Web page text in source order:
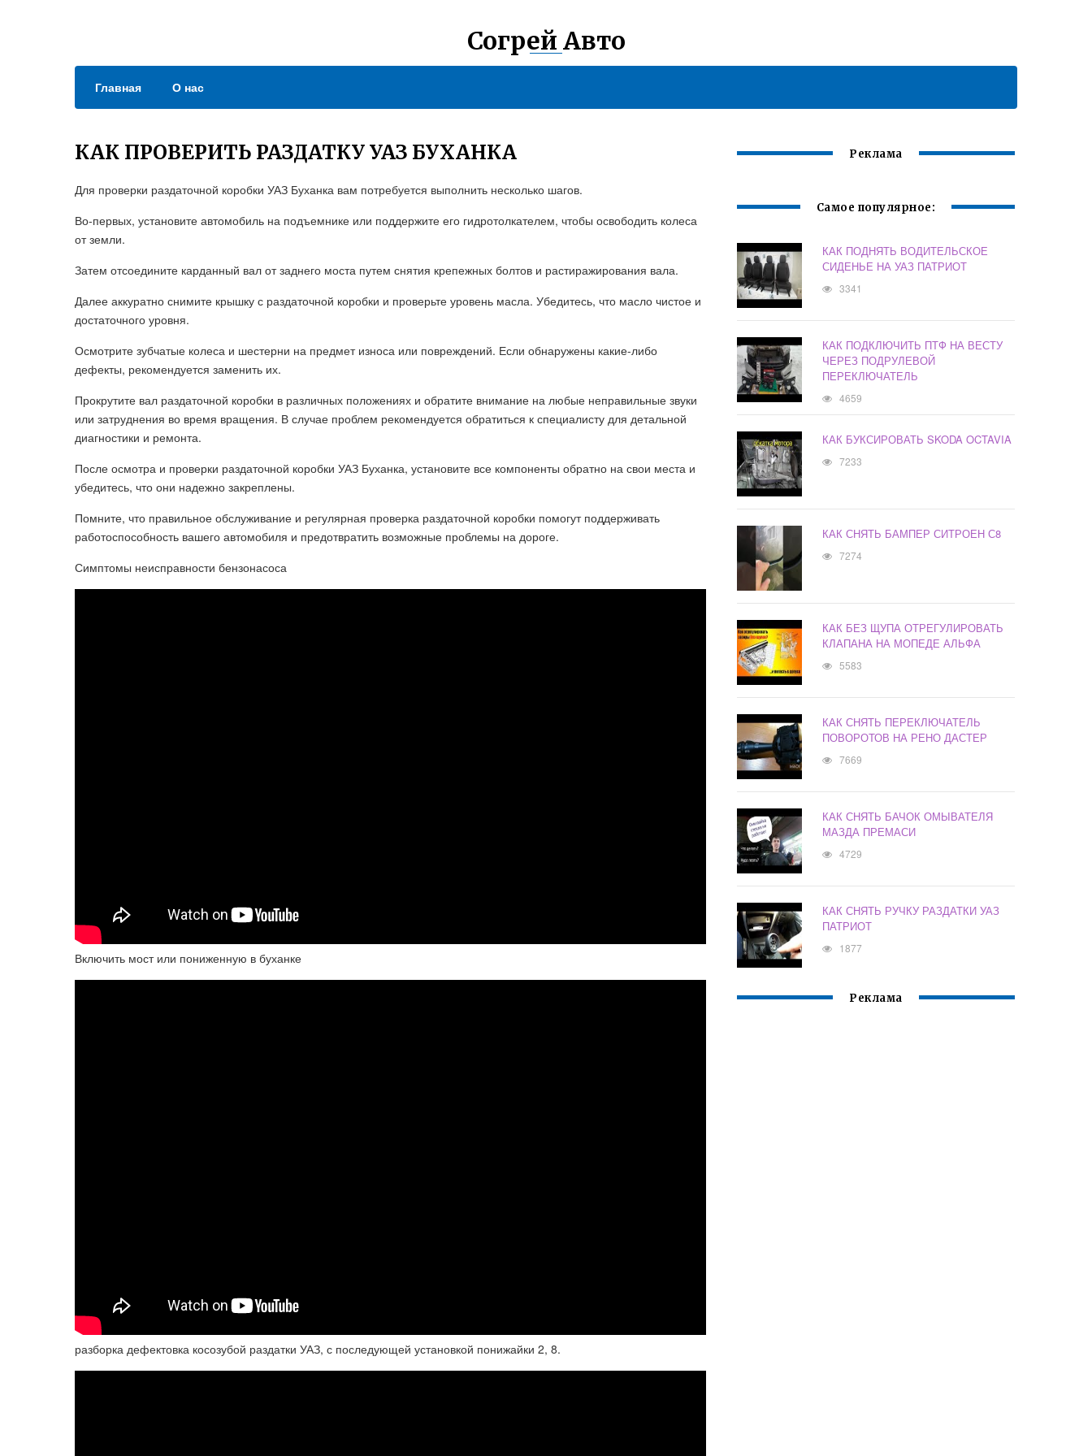
Согрей Авто
Главная О нас
КАК ПРОВЕРИТЬ РАЗДАТКУ УАЗ БУХАНКА
Для проверки раздаточной коробки УАЗ Буханка вам потребуется выполнить несколько шагов.
Во-первых, установите автомобиль на подъемнике или поддержите его гидротолкателем, чтобы освободить колеса
от земли.
Затем отсоедините карданный вал от заднего моста путем снятия крепежных болтов и растиражирования вала.
Далее аккуратно снимите крышку с раздаточной коробки и проверьте уровень масла. Убедитесь, что масло чистое и
достаточного уровня.
Осмотрите зубчатые колеса и шестерни на предмет износа или повреждений. Если обнаружены какие-либо
дефекты, рекомендуется заменить их.
Прокрутите вал раздаточной коробки в различных положениях и обратите внимание на любые неправильные звуки
или затруднения во время вращения. В случае проблем рекомендуется обратиться к специалисту для детальной
диагностики и ремонта.
После осмотра и проверки раздаточной коробки УАЗ Буханка, установите все компоненты обратно на свои места и
убедитесь, что они надежно закреплены.
Помните, что правильное обслуживание и регулярная проверка раздаточной коробки помогут поддерживать
работоспособность вашего автомобиля и предотвратить возможные проблемы на дороге.
Симптомы неисправности бензонасоса
Включить мост или пониженную в буханке
разборка дефектовка косозубой раздатки УАЗ, с последующей установкой понижайки 2, 8.
Реклама
Самое популярное:
КАК ПОДНЯТЬ ВОДИТЕЛЬСКОЕ
СИДЕНЬЕ НА УАЗ ПАТРИОТ
3341
КАК ПОДКЛЮЧИТЬ ПТФ НА ВЕСТУ
ЧЕРЕЗ ПОДРУЛЕВОЙ
ПЕРЕКЛЮЧАТЕЛЬ
4659
КАК БУКСИРОВАТЬ SKODA OCTAVIA
7233
КАК СНЯТЬ БАМПЕР СИТРОЕН С8
7274
КАК БЕЗ ЩУПА ОТРЕГУЛИРОВАТЬ
КЛАПАНА НА МОПЕДЕ АЛЬФА
5583
КАК СНЯТЬ ПЕРЕКЛЮЧАТЕЛЬ
ПОВОРОТОВ НА РЕНО ДАСТЕР
7669
КАК СНЯТЬ БАЧОК ОМЫВАТЕЛЯ
МАЗДА ПРЕМАСИ
4729
КАК СНЯТЬ РУЧКУ РАЗДАТКИ УАЗ
ПАТРИОТ
1877
Реклама